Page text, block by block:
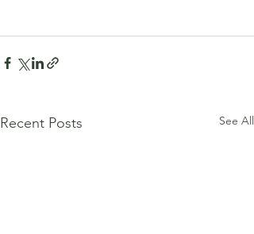
Recent Posts See All